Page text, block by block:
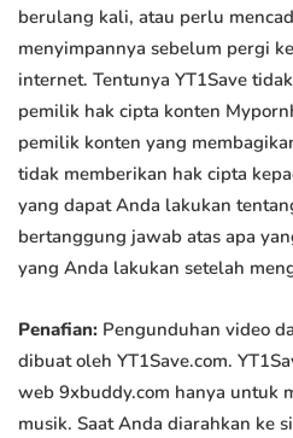
berulang kali, atau perlu
menyimpannya sebelum pergi
internet. Tentunya YT1Save
pemilik hak cipta konten
pemilik konten yang
tidak memberikan hak cipta
yang dapat Anda lakukan
bertanggung jawab atas apa
yang Anda lakukan setelah
Penafian: Pengunduhan video
dibuat oleh YT1Save.com.
web 9xbuddy.com hanya untuk
musik. Saat Anda diarahkan ke